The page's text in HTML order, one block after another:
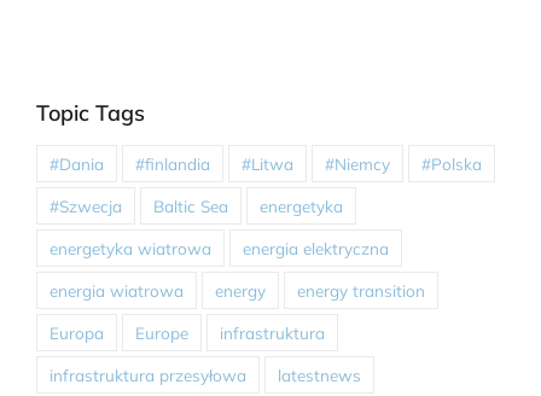
Topic Tags
#Dania #finlandia #Litwa #Niemcy #Polska
#Szwecja Baltic Sea energetyka
energetyka wiatrowa energia elektryczna
energia wiatrowa energy energy transition
Europa Europe infrastruktura
infrastruktura przesyłowa latestnews